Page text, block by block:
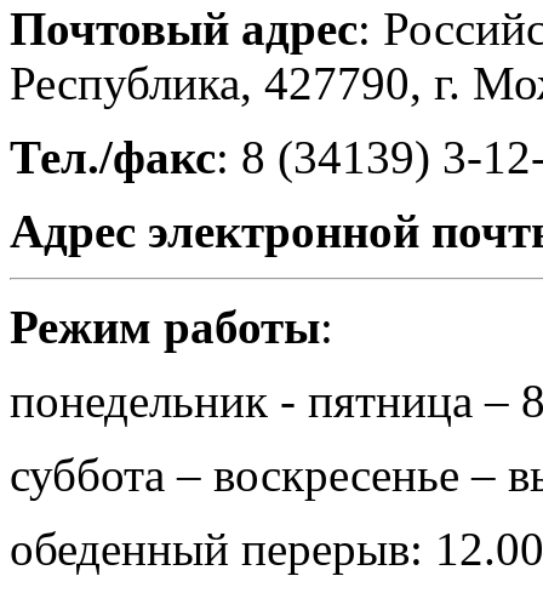
Почтовый адрес:
Республика, 427790, г.
Тел./факс: 8 (34139) 3-
Адрес электронной
Режим работы:
понедельник - пятница –
суббота – воскресенье –
обеденный перерыв: